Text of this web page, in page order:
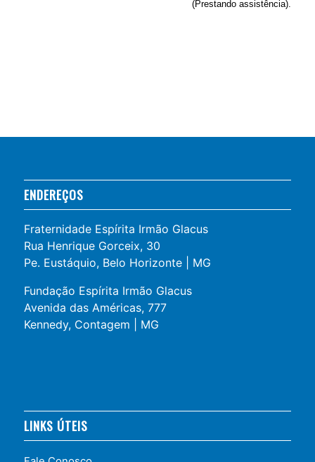
(Prestando assistência).
ENDEREÇOS
Fraternidade Espírita Irmão Glacus
Rua Henrique Gorceix, 30
Pe. Eustáquio, Belo Horizonte | MG
Fundação Espírita Irmão Glacus
Avenida das Américas, 777
Kennedy, Contagem | MG
LINKS ÚTEIS